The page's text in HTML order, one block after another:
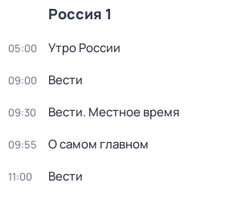
Россия 1
05:00 Утро России
09:00 Вести
09:30 Вести. Местное время
09:55 О самом главном
11:00 Вести